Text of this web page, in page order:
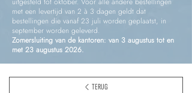
met een levertijd van 2 à 3 dagen geldt dat
bestellingen die vanaf 23 juli worden geplaatst, in
september worden geleverd.
Zomersluiting van de kantoren: van 3 augustus tot en
met 23 augustus 2026.
TERUG